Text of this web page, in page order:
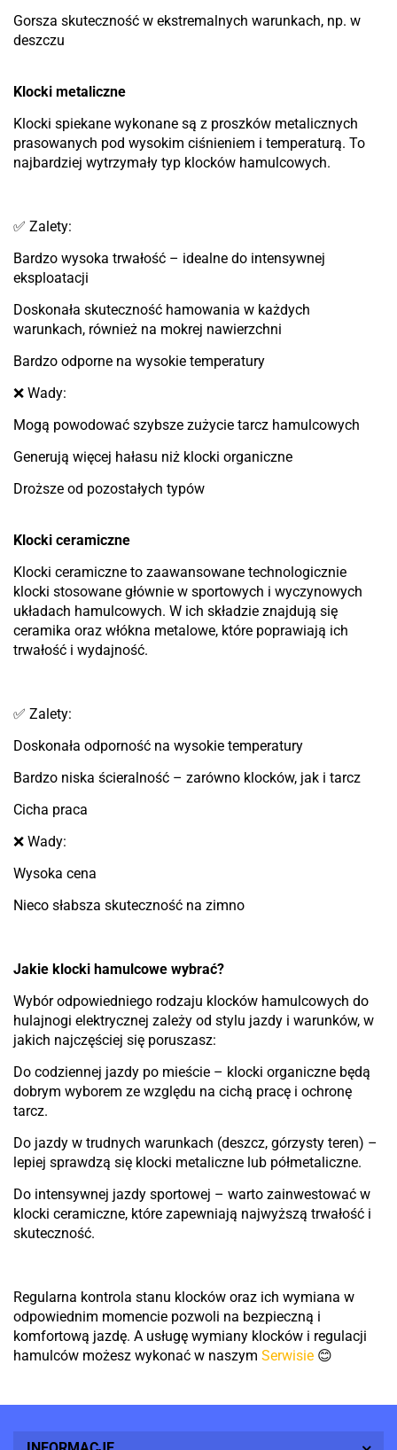
Gorsza skuteczność w ekstremalnych warunkach, np. w
deszczu
Klocki metaliczne
Klocki spiekane wykonane są z proszków metalicznych
prasowanych pod wysokim ciśnieniem i temperaturą. To
najbardziej wytrzymały typ klocków hamulcowych.
✅ Zalety:
Bardzo wysoka trwałość – idealne do intensywnej
eksploatacji
Doskonała skuteczność hamowania w każdych
warunkach, również na mokrej nawierzchni
Bardzo odporne na wysokie temperatury
❌ Wady:
Mogą powodować szybsze zużycie tarcz hamulcowych
Generują więcej hałasu niż klocki organiczne
Droższe od pozostałych typów
Klocki ceramiczne
Klocki ceramiczne to zaawansowane technologicznie
klocki stosowane głównie w sportowych i wyczynowych
układach hamulcowych. W ich składzie znajdują się
ceramika oraz włókna metalowe, które poprawiają ich
trwałość i wydajność.
✅ Zalety:
Doskonała odporność na wysokie temperatury
Bardzo niska ścieralność – zarówno klocków, jak i tarcz
Cicha praca
❌ Wady:
Wysoka cena
Nieco słabsza skuteczność na zimno
Jakie klocki hamulcowe wybrać?
Wybór odpowiedniego rodzaju klocków hamulcowych do
hulajnogi elektrycznej zależy od stylu jazdy i warunków, w
jakich najczęściej się poruszasz:
Do codziennej jazdy po mieście – klocki organiczne będą
dobrym wyborem ze względu na cichą pracę i ochronę
tarcz.
Do jazdy w trudnych warunkach (deszcz, górzysty teren) –
lepiej sprawdzą się klocki metaliczne lub półmetaliczne.
Do intensywnej jazdy sportowej – warto zainwestować w
klocki ceramiczne, które zapewniają najwyższą trwałość i
skuteczność.
Regularna kontrola stanu klocków oraz ich wymiana w
odpowiednim momencie pozwoli na bezpieczną i
komfortową jazdę. A usługę wymiany klocków i regulacji
hamulców możesz wykonać w naszym Serwisie 😊